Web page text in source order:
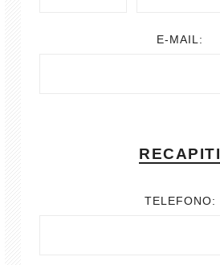
E-MAIL:
RECAPITI
TELEFONO: